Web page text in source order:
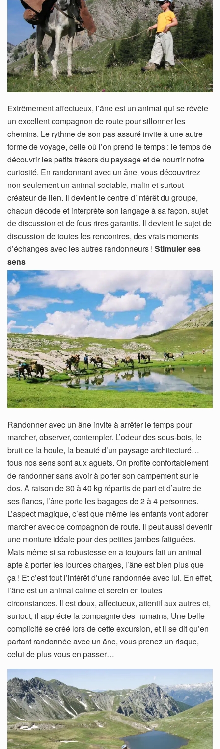
Extrêmement affectueux, l’âne est un animal qui se révèle
un excellent compagnon de route pour sillonner les
chemins. Le rythme de son pas assuré invite à une autre
forme de voyage, celle où l’on prend le temps : le temps de
découvrir les petits trésors du paysage et de nourrir notre
curiosité. En randonnant avec un âne, vous découvrirez
non seulement un animal sociable, malin et surtout
créateur de lien. Il devient le centre d’intérêt du groupe,
chacun décode et interprète son langage à sa façon, sujet
de discussion et de fous rires garantis. Il devient le sujet de
discussion de toutes les rencontres, des vrais moments
d’échanges avec les autres randonneurs ! Stimuler ses
sens
Randonner avec un âne invite à arrêter le temps pour
marcher, observer, contempler. L’odeur des sous-bois, le
bruit de la houle, la beauté d’un paysage architecturé…
tous nos sens sont aux aguets. On profite confortablement
de randonner sans avoir à porter son campement sur le
dos. A raison de 30 à 40 kg répartis de part et d’autre de
ses flancs, l’âne porte les bagages de 2 à 4 personnes.
L’aspect magique, c’est que même les enfants vont adorer
marcher avec ce compagnon de route. Il peut aussi devenir
une monture idéale pour des petites jambes fatiguées.
Mais même si sa robustesse en a toujours fait un animal
apte à porter les lourdes charges, l’âne est bien plus que
ça ! Et c’est tout l’intérêt d’une randonnée avec lui. En effet,
l’âne est un animal calme et serein en toutes
circonstances. Il est doux, affectueux, attentif aux autres et,
surtout, il apprécie la compagnie des humains, Une belle
complicité se créé lors de cette excursion, et il se dit qu’en
partant randonnée avec un âne, vous prenez un risque,
celui de plus vous en passer…